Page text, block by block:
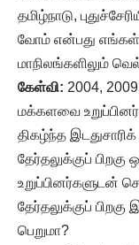
தமிழ்நாடு,
வோம் என்பது எங்கள்
மாநிலங்களிலும்
கேள்வி: 2004,
மக்களவை
திகழ்ந்த
தேர்தலுக்குப்
உறுப்பினர்களுடன்
தேர்தலுக்குப் பிறகு
பெறுமா?